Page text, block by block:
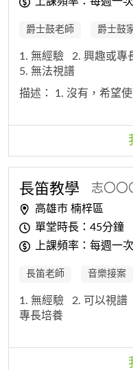
爵士鼓老師 爵士鼓
1. 無經驗 2. 興趣或專
5. 無法視譜
描述： 1. 沒有，希望
長笛教學 志〇〇
高雄市 楠梓區
單堂時長：45分鐘
上課頻率：每週一次
長笛老師 音樂接案
1. 無經驗 2. 可以視譜
專長培養